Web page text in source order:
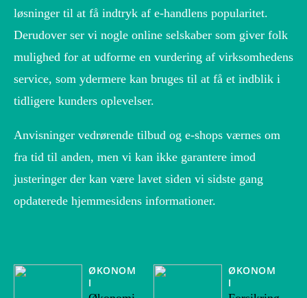
løsninger til at få indtryk af e-handlens popularitet.
Derudover ser vi nogle online selskaber som giver folk
mulighed for at udforme en vurdering af virksomhedens
service, som ydermere kan bruges til at få et indblik i
tidligere kunders oplevelser.
Anvisninger vedrørende tilbud og e-shops værnes om
fra tid til anden, men vi kan ikke garantere imod
justeringer der kan være lavet siden vi sidste gang
opdaterede hjemmesidens informationer.
ØKONOM
I
ØKONOM
I